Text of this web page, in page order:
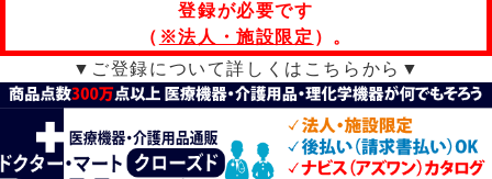
登録が必要です
（ ※法人・施設限定 ）。
▼ご登録について詳しくはこちらから▼